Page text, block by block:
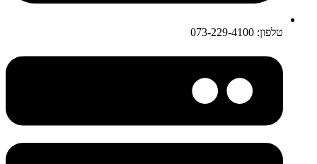
טלפון: 073-229-4100